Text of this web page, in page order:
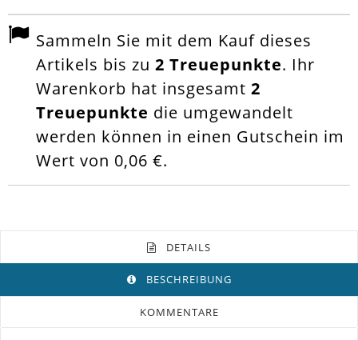
Sammeln Sie mit dem Kauf dieses
Artikels bis zu 2 Treuepunkte. Ihr
Warenkorb hat insgesamt 2
Treuepunkte die umgewandelt
werden können in einen Gutschein im
Wert von 0,06 €.
DETAILS
BESCHREIBUNG
KOMMENTARE